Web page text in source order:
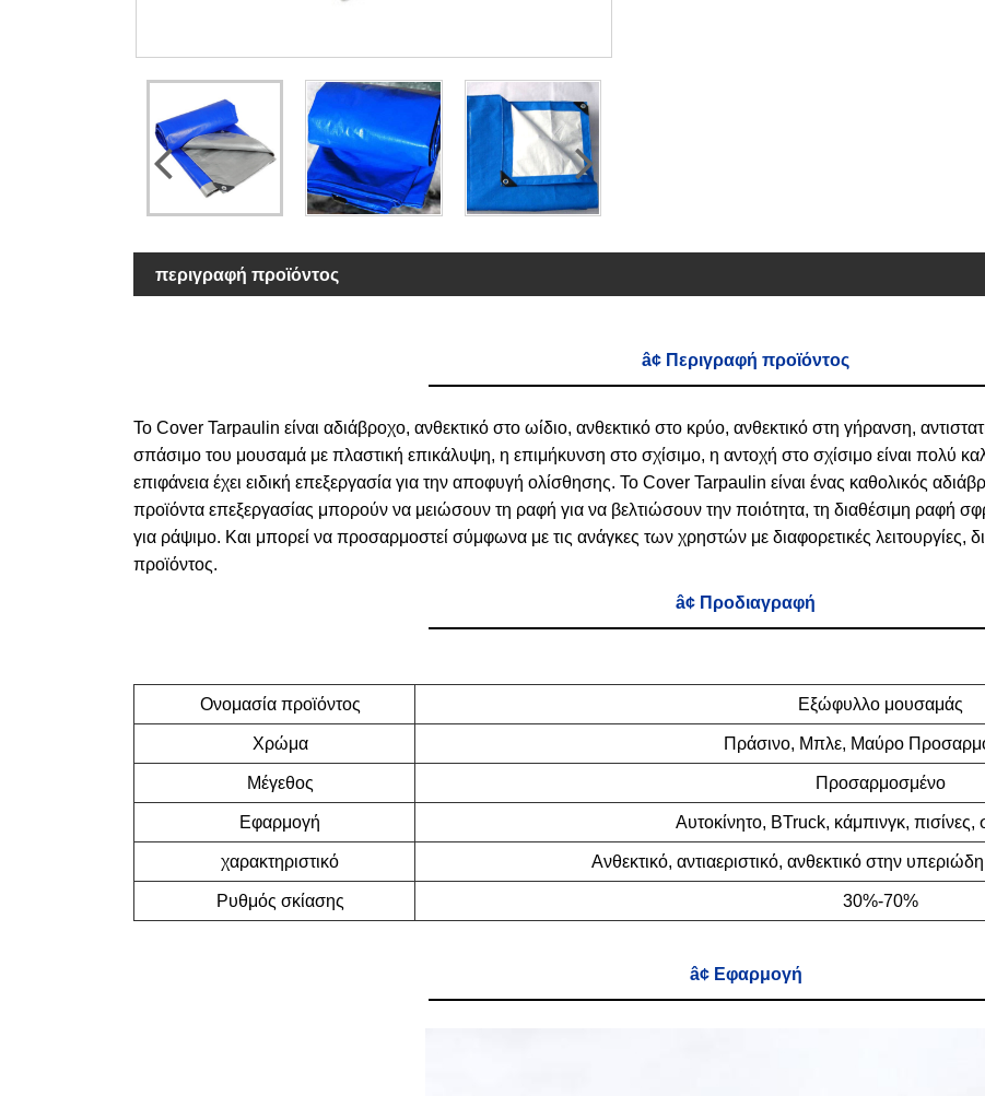
περιγραφή προϊόντος
â¢ Περιγραφή προϊόντος
Το Cover Tarpaulin είναι αδιάβροχο, ανθεκτικό στο ωίδιο, ανθεκτικό στο κρύο, ανθεκτικό στη γήρανση,
σπάσιμο του μουσαμά με πλαστική επικάλυψη, η επιμήκυνση στο σχίσιμο, η αντοχή στο σχίσιμο είναι πολύ
επιφάνεια έχει ειδική επεξεργασία για την αποφυγή ολίσθησης. Το Cover Tarpaulin είναι ένας καθολικός
προϊόντα επεξεργασίας μπορούν να μειώσουν τη ραφή για να βελτιώσουν την ποιότητα, τη διαθέσιμη ραφή
για ράψιμο. Και μπορεί να προσαρμοστεί σύμφωνα με τις ανάγκες των χρηστών με διαφορετικές λειτουργίες,
προϊόντος.
â¢ Προδιαγραφή
Ονομασία προϊόντος Εξώφυλλο μουσαμάς
Χρώμα Πράσινο, Μπλε, Μαύρο
Μέγεθος Προσαρμοσμένο
Εφαρμογή Αυτοκίνητο, BTruck, κάμπινγκ, πισίνες,
χαρακτηριστικό Ανθεκτικό, αντιαεριστικό, ανθεκτικό στην
Ρυθμός σκίασης 30%-70%
â¢ Εφαρμογή